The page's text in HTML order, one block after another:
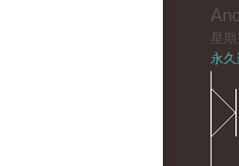
星
永久